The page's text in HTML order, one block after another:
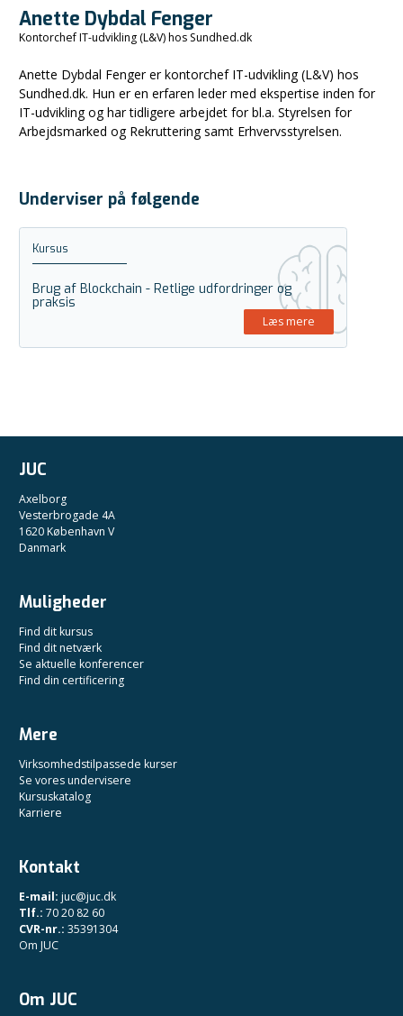
Anette Dybdal Fenger
Kontorchef IT-udvikling (L&V) hos Sundhed.dk
Anette Dybdal Fenger er kontorchef IT-udvikling (L&V) hos
Sundhed.dk. Hun er en erfaren leder med ekspertise inden for
IT-udvikling og har tidligere arbejdet for bl.a. Styrelsen for
Arbejdsmarked og Rekruttering samt Erhvervsstyrelsen.
Underviser på følgende
Kursus
Brug af Blockchain - Retlige udfordringer og
praksis
Læs mere
JUC
Axelborg
Vesterbrogade 4A
1620 København V
Danmark
Muligheder
Find dit kursus
Find dit netværk
Se aktuelle konferencer
Find din certificering
Mere
Virksomhedstilpassede kurser
Se vores undervisere
Kursuskatalog
Karriere
Kontakt
E-mail: juc@juc.dk
Tlf.: 70 20 82 60
CVR-nr.: 35391304
Om JUC
Om JUC